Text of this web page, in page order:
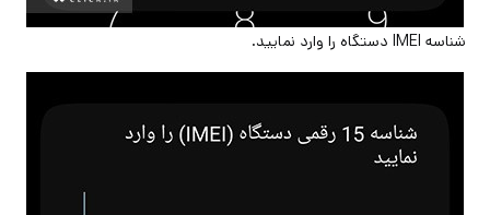
شناسه IMEI دستگاه را وارد نمایید.